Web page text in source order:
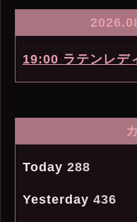
19:00 ラテンレデ
Today 288
Yesterday 436